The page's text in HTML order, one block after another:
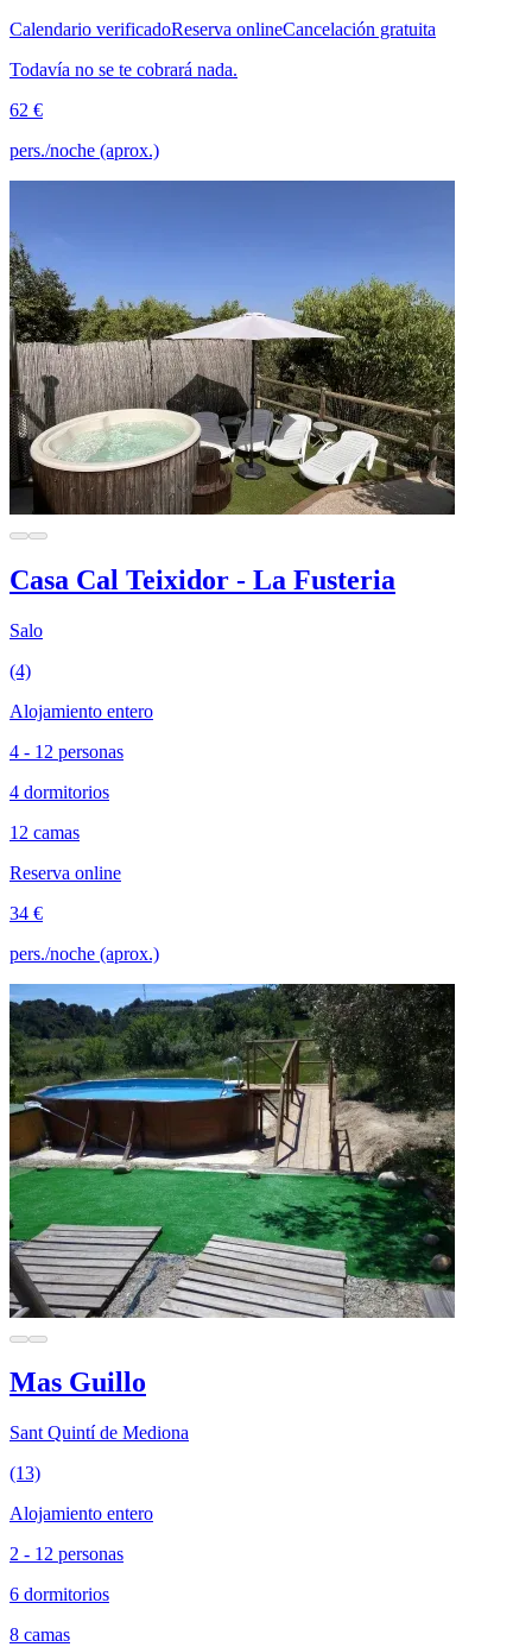
Calendario verificadoReserva onlineCancelación gratuita
Todavía no se te cobrará nada.
62 €
pers./noche (aprox.)
Casa Cal Teixidor - La Fusteria
Salo
(4)
Alojamiento entero
4 - 12 personas
4 dormitorios
12 camas
Reserva online
34 €
pers./noche (aprox.)
Mas Guillo
Sant Quintí de Mediona
(13)
Alojamiento entero
2 - 12 personas
6 dormitorios
8 camas